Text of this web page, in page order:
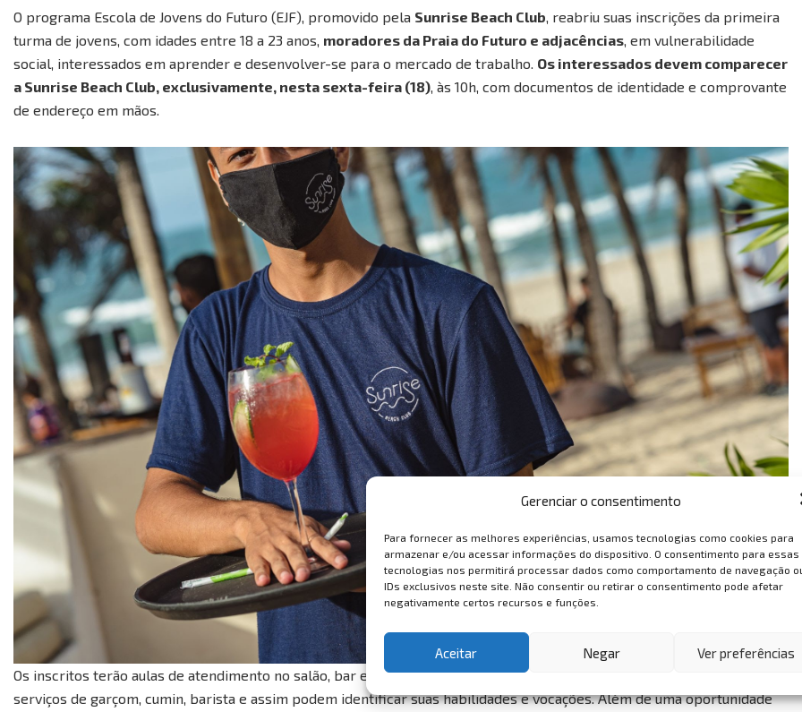
Gerenciar o consentimento
Para fornecer as melhores experiências, usamos tecnologias como cookies para
armazenar e/ou acessar informações do dispositivo. O consentimento para essas
tecnologias nos permitirá processar dados como comportamento de navegação
IDs exclusivos neste site. Não consentir ou retirar o consentimento pode afetar
negativamente certos recursos e funções.
Aceitar Negar Ver preferências
O programa Escola de Jovens do Futuro (EJF), promovido pela Sunrise Beach Club, reabriu suas inscrições da primeira
turma de jovens, com idades entre 18 a 23 anos, moradores da Praia do Futuro e adjacências, em vulnerabilidade
social, interessados em aprender e desenvolver-se para o mercado de trabalho. Os interessados devem comparecer
a Sunrise Beach Club, exclusivamente, nesta sexta-feira (18), às 10h, com documentos de identidade e comprovante
de endereço em mãos.
Os inscritos terão aulas de atendimento no salão, bar e restaurante, recebem noção de administração e vivenciam os
serviços de garçom, cumin, barista e assim podem identificar suas habilidades e vocações. Além de uma oportunidade